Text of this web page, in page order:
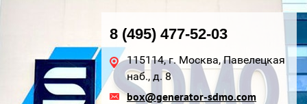
8 (495) 477-52-03
115114, г. Москва, Павелецкая
наб., д. 8
box@generator-sdmo.com